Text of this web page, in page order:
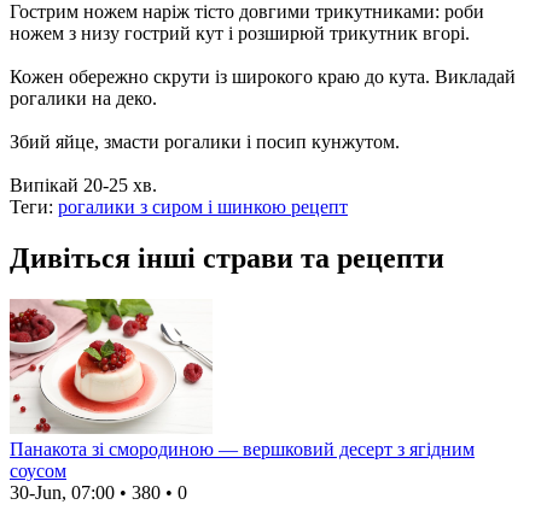
Гострим ножем наріж тісто довгими трикутниками: роби
ножем з низу гострий кут і розширюй трикутник вгорі.
Кожен обережно скрути із широкого краю до кута. Викладай
рогалики на деко.
Збий яйце, змасти рогалики і посип кунжутом.
Випікай 20-25 хв.
Теги: рогалики з сиром і шинкою рецепт
Дивіться інші страви та рецепти
Панакота зі смородиною — вершковий десерт з ягідним
соусом
30-Jun, 07:00 • 380 • 0